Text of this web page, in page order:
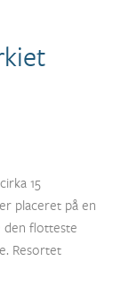
15
placeret på en
den flotteste
Resortet